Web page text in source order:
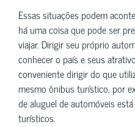
Essas situações podem
há uma coisa que pode ser
viajar. Dirigir seu próprio
conhecer o país e seus
conveniente dirigir do que
mesmo ônibus turístico, por
de aluguel de automóveis
turísticos.